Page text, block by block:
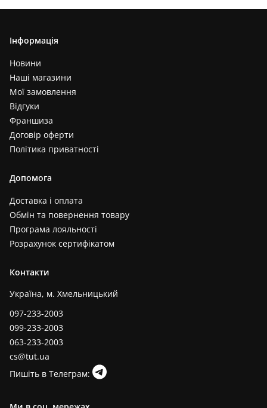
Інформація
Новини
Наші магазини
Мої замовлення
Відгуки
Франшиза
Договір оферти
Політика приватності
Допомога
Доставка і оплата
Обмін та повернення товару
Програма лояльності
Розрахунок сертифікатом
Контакти
Україна, м. Хмельницький
097-233-2003
099-233-2003
063-233-2003
cs@tut.ua
Пишіть в Телеграм: